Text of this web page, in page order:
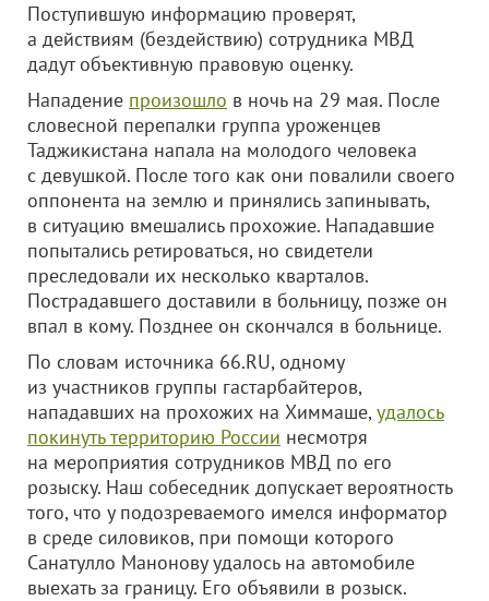
Поступившую информацию проверят,
а действиям (бездействию) сотрудника МВД
дадут объективную правовую оценку.
Нападение произошло в ночь на 29 мая. После
словесной перепалки группа уроженцев
Таджикистана напала на молодого человека
с девушкой. После того как они повалили своего
оппонента на землю и принялись запинывать,
в ситуацию вмешались прохожие. Нападавшие
попытались ретироваться, но свидетели
преследовали их несколько кварталов.
Пострадавшего доставили в больницу, позже он
впал в кому. Позднее он скончался в больнице.
По словам источника 66.RU, одному
из участников группы гастарбайтеров,
нападавших на прохожих на Химмаше,удалось
покинуть территорию России несмотря
на мероприятия сотрудников МВД по его
розыску. Наш собеседник допускает вероятность
того, что у подозреваемого имелся информатор
в среде силовиков, при помощи которого
Санатулло Манонову удалось на автомобиле
выехать за границу. Его объявили в розыск.